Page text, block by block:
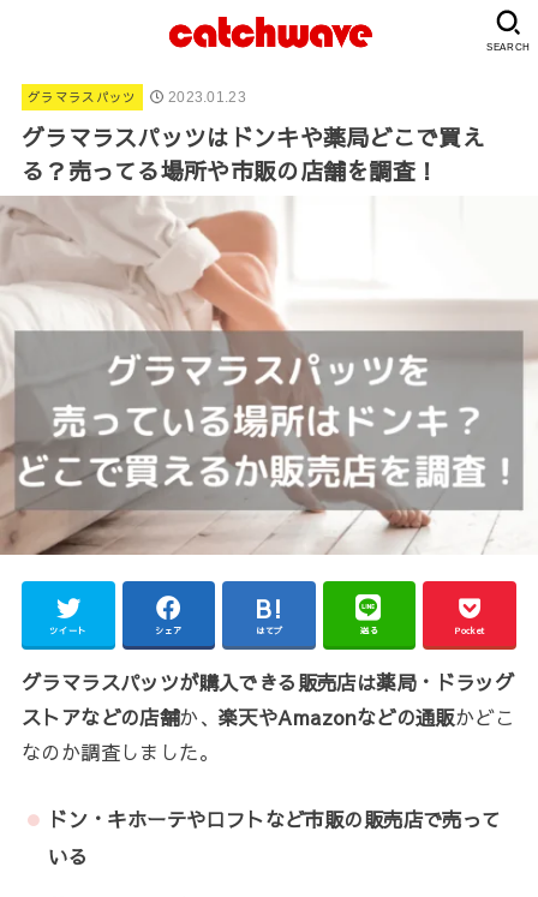
SEARCH
グラマラスパッツ 2023.01.23
グラマラスパッツはドンキや薬局どこで買え
る？売ってる場所や市販の店舗を調査！
ツイート シェア はてブ 送る Pocket
グラマラスパッツが購入できる販売店は薬局・ドラッグ
ストアなどの店舗か、楽天やAmazonなどの通販かどこ
なのか調査しました。
ドン・キホーテやロフトなど市販の販売店で売って
いる